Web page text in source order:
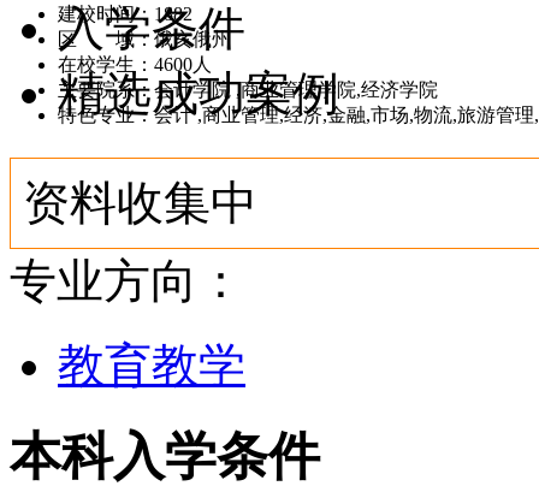
建校时间：1882
区 域：俄亥俄州
在校学生：4600人
主要院系：会计学院 ,商业管理学院,经济学院
特色专业：会计 ,商业管理,经济,金融,市场,物流,旅游管理,
入学条件
精选成功案例
资料收集中
专业方向：
教育教学
本科入学条件